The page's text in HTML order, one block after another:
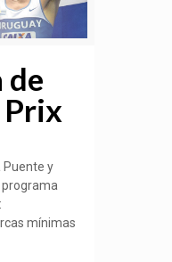
de
Prix
Puente y
programa
mínimas